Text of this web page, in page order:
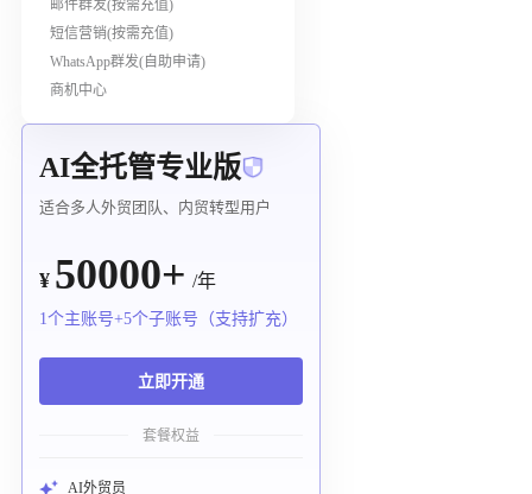
邮件群发(按需充值)
短信营销(按需充值)
WhatsApp群发(自助申请)
商机中心
AI全托管专业版
适合多人外贸团队、内贸转型用户
¥ 50000+ /年
1个主账号+5个子账号（支持扩充）
立即开通
套餐权益
AI外贸员